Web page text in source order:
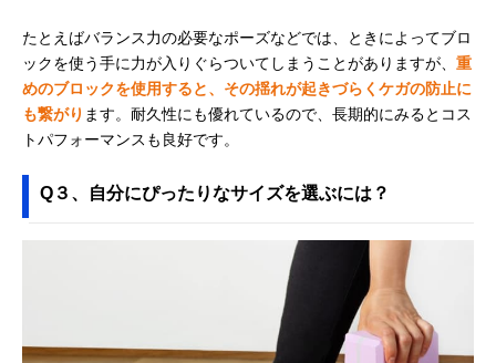
たとえばバランス力の必要なポーズなどでは、ときによってブロ
ックを使う手に力が入りぐらついてしまうことがありますが、 重
めのブロックを使用すると、その揺れが起きづらくケガの防止に
も繋がり ます。耐久性にも優れているので、長期的にみるとコス
トパフォーマンスも良好です。
Q３、自分にぴったりなサイズを選ぶには？